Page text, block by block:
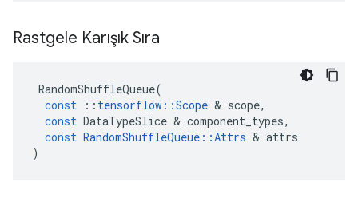
Rastgele Karışık Sıra
RandomShuffleQueue(
const
:: tensorflow ::Scope & scope,
const DataTypeSlice & component_types,
const RandomShuffleQueue ::Attrs & attrs
)